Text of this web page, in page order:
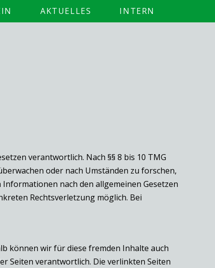
AKTUELLES INTERN
verantwortlich. Nach §§ 8 bis 10 TMG
oder nach Umständen zu forschen,
nach den allgemeinen Gesetzen
Rechtsverletzung möglich. Bei
können wir für diese fremden Inhalte auch
Seiten verantwortlich. Die verlinkten Seiten